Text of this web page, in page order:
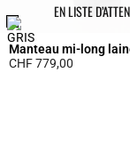
EN LISTE
CHF 779,00